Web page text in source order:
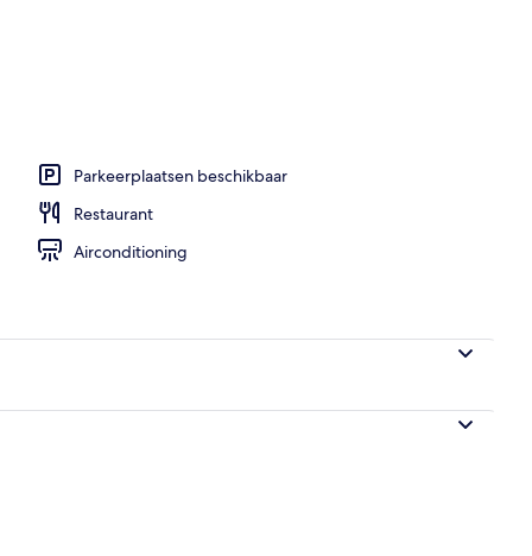
Parkeerplaatsen beschikbaar
Restaurant
Airconditioning